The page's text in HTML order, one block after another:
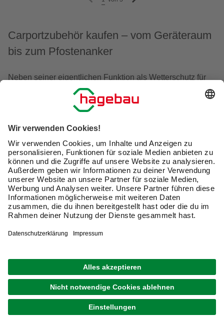
Carportzubehör kaufen – vom Geräteraum
bis zum Pfostenanker
Neben seiner eigentlichen Funktion als Wetterschutz für
machst Du Deinem Carport mit dem richtigen
Carportzubehör zu einem echten Multitalent.
integrierter Geräteraum bietet beispielsweise Platz für
Fahrräder und Gartengeräte. Mit Seiten- oder Rückwänden
Durch welches Carportzubehör die Funktionalität
gesteigert werden kann, erfährst Du in unserer
Kaufberatung.
Welche Vorteile hat ein Geräteraum am Carport?
Ein Carport schützt vor senkrecht fallendem Regen und
einem einfachen Carportdach aber nicht optimal
aufgehoben. So zieht ein ohne besonderen Schutz unter
dem Carport abgestelltes E-Bike oder der offen geparkte
Rasenmäher Langfinger oft magisch an.Ein Geräteraum
mit abschließbarer Tür bietet schon deutlich mehr